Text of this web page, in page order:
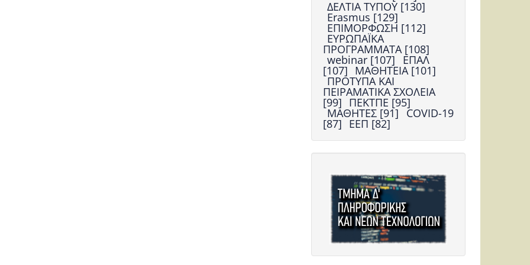
ΔΕΛΤΙΑ ΤΥΠΟΥ [130]
Erasmus [129]
ΕΠΙΜΟΡΦΩΣΗ [112]
ΕΥΡΩΠΑΪΚΑ
ΠΡΟΓΡΑΜΜΑΤΑ [108]
webinar [107] ΕΠΑΛ
[107] ΜΑΘΗΤΕΙΑ [101]
ΠΡΟΤΥΠΑ ΚΑΙ
ΠΕΙΡΑΜΑΤΙΚΑ ΣΧΟΛΕΙΑ
[99] ΠΕΚΤΠΕ [95]
ΜΑΘΗΤΕΣ [91] COVID-19
[87] ΕΕΠ [82]